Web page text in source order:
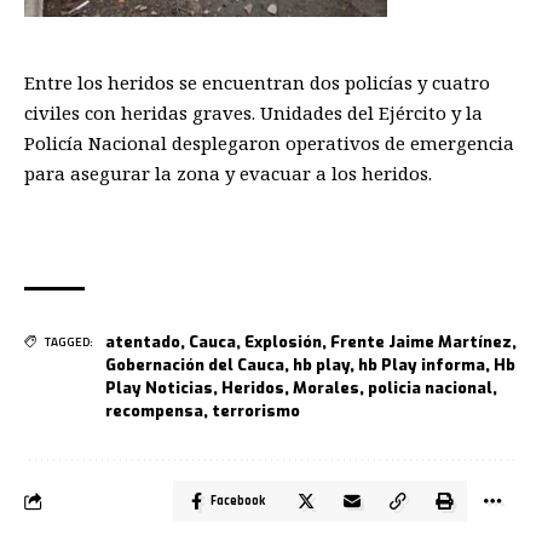
Entre los heridos se encuentran dos policías y cuatro
civiles con heridas graves. Unidades del Ejército y la
Policía Nacional desplegaron operativos de emergencia
para asegurar la zona y evacuar a los heridos.
TAGGED: atentado, Cauca, Explosión, Frente Jaime Martínez,
Gobernación del Cauca, hb play, hb Play informa, Hb
Play Noticias, Heridos,Morales, policia nacional,
recompensa, terrorismo
Facebook